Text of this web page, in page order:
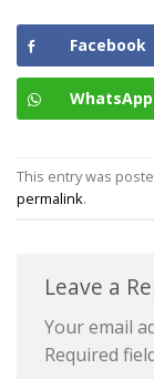
Facebook
WhatsApp
This entry was
permalink.
Leave a
Your email
Required